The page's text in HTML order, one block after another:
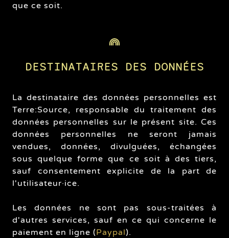
que ce soit.
DESTINATAIRES DES DONNÉES
La destinataire des données personnelles est
Terre:Source, responsable du traitement des
données personnelles sur le présent site. Ces
données personnelles ne seront jamais
vendues, données, divulguées, échangées
sous quelque forme que ce soit à des tiers,
sauf consentement explicite de la part de
l'utilisateur·ice.
Les données ne sont pas sous-traitées à
d'autres services, sauf en ce qui concerne le
paiement en ligne (Paypal).